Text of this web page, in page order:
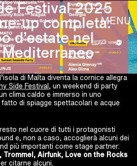
MENU
Festival 2025
up completa:
d’estate nel
di Malta diventa la cornice allegra
Side Festival , un weekend di party
clima caldo e immerso in uno
di spiagge spettacolari e acque
nel cuore di tutti i protagonisti
e, non a caso, accoglierà alcuni dei
più importanti come stage partner:
Trommel, Airfunk, Love on the Rocks
citarne alcuni.